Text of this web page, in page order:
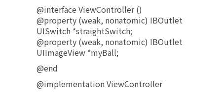
@interface ViewController ()
@property (weak, nonatomic) IBOutlet
UISwitch *straightSwitch;
@property (weak, nonatomic) IBOutlet
UIImageView *myBall;
@end
@implementation ViewController